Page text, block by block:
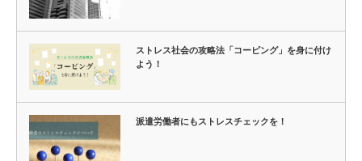
ストレス社会の攻略法「コーピング」を身に付け
よう！
派遣労働者にもストレスチェックを！